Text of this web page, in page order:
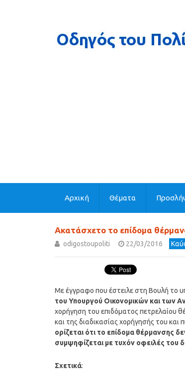
Αρχική Θέματα
Ακατάσχετο το επίδομα
odigostoupoliti 22/03/2016
Με έγγραφο που έστειλε στη Βουλή το υπ.
του Υπουργού Οικονομικών και των
χορήγηση του επιδόματος πετρελαίου
και της διαδικασίας χορήγησής του και
ορίζεται ότι το επίδομα θέρμανσης
συμψηφίζεται με τυχόν οφειλές του
Σχετικά: